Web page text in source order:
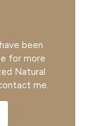
been
for more
Natural
me.